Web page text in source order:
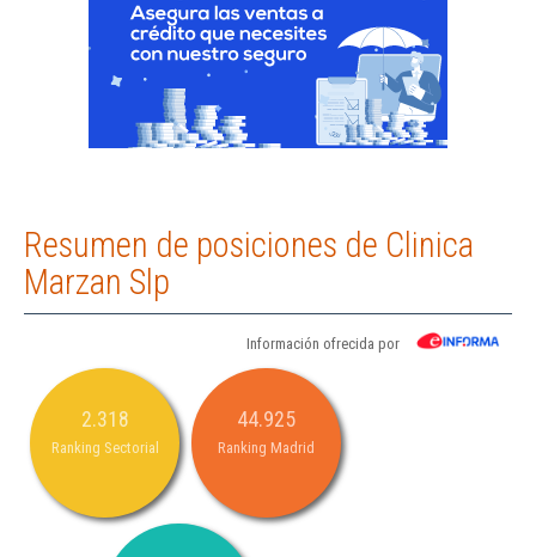
Resumen de posiciones de Clinica
Marzan Slp
Información ofrecida por
2.318
Ranking Sectorial
44.925
Ranking Madrid